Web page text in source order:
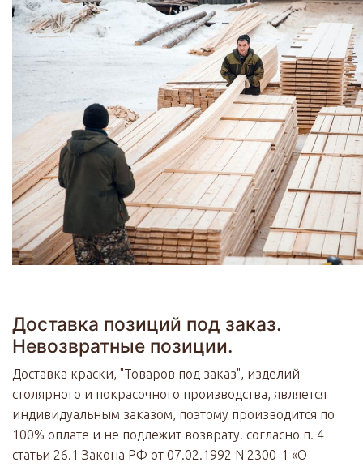
Доставка позиций под заказ.
Невозвратные позиции.
Доставка краски, "Товаров под заказ", изделий
столярного и покрасочного производства, является
индивидуальным заказом, поэтому производится по
100% оплате и не подлежит возврату. согласно п. 4
статьи 26.1 Закона РФ от 07.02.1992 N 2300-1 «О